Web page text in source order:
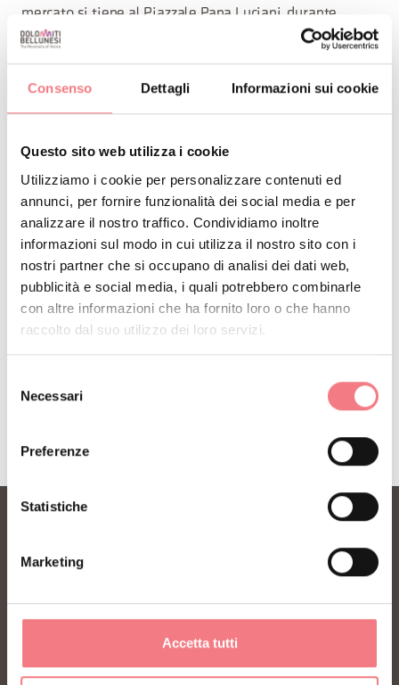
Consenso Dettagli Informazioni sui cookie
Questo sito web utilizza i cookie
Utilizziamo i cookie per personalizzare contenuti ed
annunci, per fornire funzionalità dei social media e per
analizzare il nostro traffico. Condividiamo inoltre
informazioni sul modo in cui utilizza il nostro sito con i
nostri partner che si occupano di analisi dei dati web,
pubblicità e social media, i quali potrebbero combinarle
con altre informazioni che ha fornito loro o che hanno
raccolto dal suo utilizzo dei loro servizi.
delNecessari
Preferenze
Statistiche
Marketing
Accetta tutti
mercato si tiene al Piazzale Papa Luciani, durante
l'anno regolarmente in Piazza Roma.
Palazzo Monti Giacobbi
(0039)043567021
(0039) 3492225578
dolomiti@valcomelico.it
http://www.dolomitivalcomelico.it